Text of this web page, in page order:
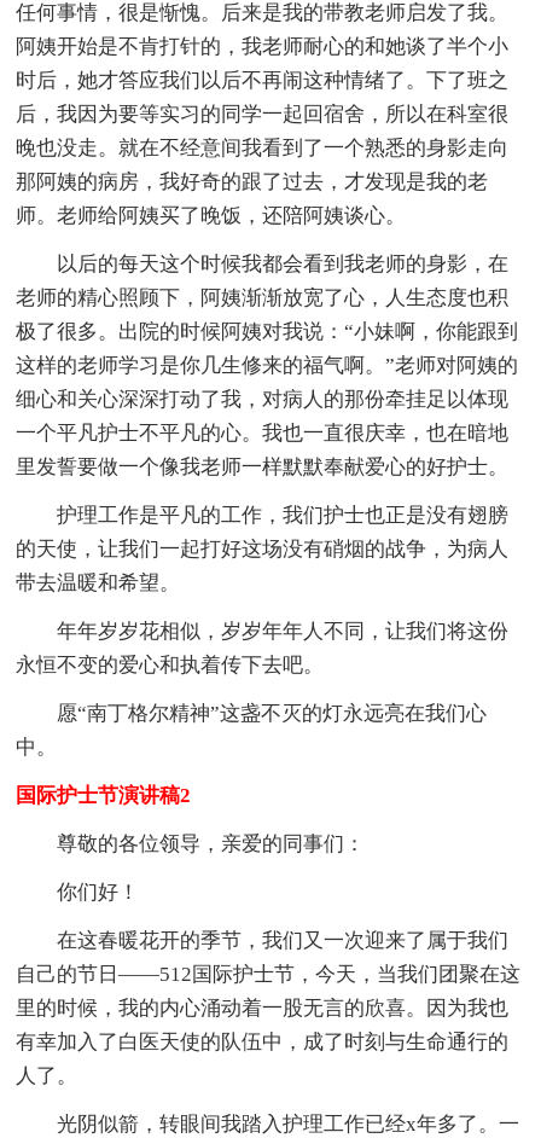
任何事情，很是惭愧。后来是我的带教老师启发了我。
阿姨开始是不肯打针的，我老师耐心的和她谈了半个小
时后，她才答应我们以后不再闹这种情绪了。下了班之
后，我因为要等实习的同学一起回宿舍，所以在科室很
晚也没走。就在不经意间我看到了一个熟悉的身影走向
那阿姨的病房，我好奇的跟了过去，才发现是我的老
师。老师给阿姨买了晚饭，还陪阿姨谈心。
以后的每天这个时候我都会看到我老师的身影，在
老师的精心照顾下，阿姨渐渐放宽了心，人生态度也积
极了很多。出院的时候阿姨对我说：“小妹啊，你能跟到
这样的老师学习是你几生修来的福气啊。”老师对阿姨的
细心和关心深深打动了我，对病人的那份牵挂足以体现
一个平凡护士不平凡的心。我也一直很庆幸，也在暗地
里发誓要做一个像我老师一样默默奉献爱心的好护士。
护理工作是平凡的工作，我们护士也正是没有翅膀
的天使，让我们一起打好这场没有硝烟的战争，为病人
带去温暖和希望。
年年岁岁花相似，岁岁年年人不同，让我们将这份
永恒不变的爱心和执着传下去吧。
愿“南丁格尔精神”这盏不灭的灯永远亮在我们心
中。
国际护士节演讲稿2
尊敬的各位领导，亲爱的同事们：
你们好！
在这春暖花开的季节，我们又一次迎来了属于我们
自己的节日——512国际护士节，今天，当我们团聚在这
里的时候，我的内心涌动着一股无言的欣喜。因为我也
有幸加入了白医天使的队伍中，成了时刻与生命通行的
人了。
光阴似箭，转眼间我踏入护理工作已经x年多了。一